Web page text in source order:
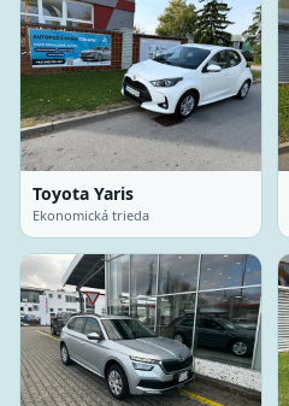
Toyota Yaris
Ekonomická trieda